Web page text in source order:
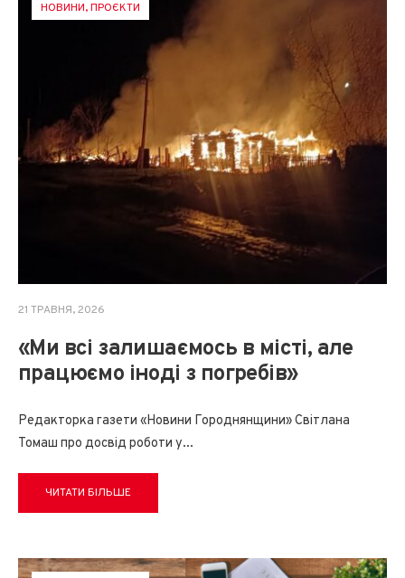
НОВИНИ,ПРОЄКТИ
21 ТРАВНЯ, 2026
«Ми всі залишаємось в місті, але
працюємо іноді з погребів»
Редакторка газети «Новини Городнянщини» Світлана
Томаш про досвід роботи у...
ЧИТАТИ БІЛЬШЕ